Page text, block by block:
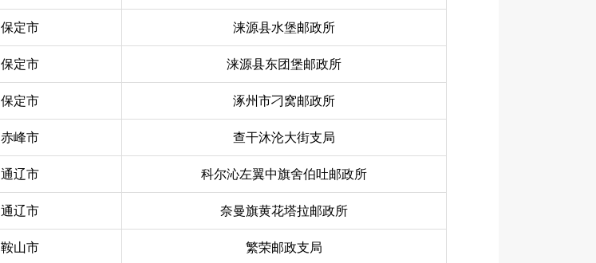
保定市 涞源县水堡邮政所
保定市 涞源县东团堡邮政所
保定市 涿州市刁窝邮政所
赤峰市 查干沐沦大街支局
通辽市 科尔沁左翼中旗舍伯吐邮政所
通辽市 奈曼旗黄花塔拉邮政所
鞍山市 繁荣邮政支局